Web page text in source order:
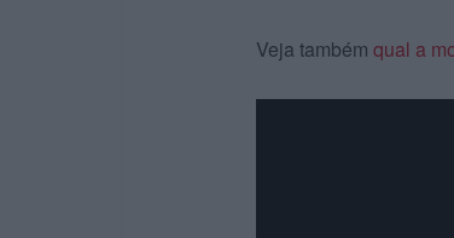
Veja também qual a